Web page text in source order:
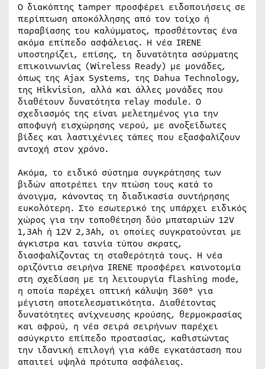
Ο διακόπτης tamper προσφέρει ειδοποιήσεις σε
περίπτωση αποκόλλησης από τον τοίχο ή
παραβίασης του καλύμματος, προσθέτοντας ένα
ακόμα επίπεδο ασφάλειας. Η νέα IRENE
υποστηρίζει, επίσης, τη δυνατότητα ασύρματης
επικοινωνίας (Wireless Ready) με μονάδες,
όπως της Ajax Systems, της Dahua Technology,
της Hikvision, αλλά και άλλες μονάδες που
διαθέτουν δυνατότητα relay module. Ο
σχεδιασμός της είναι μελετημένος για την
αποφυγή εισχώρησης νερού, με ανοξείδωτες
βίδες και λαστιχένιες τάπες που εξασφαλίζουν
αντοχή στον χρόνο.
Ακόμα, το ειδικό σύστημα συγκράτησης των
βιδών αποτρέπει την πτώση τους κατά το
άνοιγμα, κάνοντας τη διαδικασία συντήρησης
ευκολότερη. Στο εσωτερικό της υπάρχει ειδικός
χώρος για την τοποθέτηση δύο μπαταριών 12V
1,3Ah ή 12V 2,3Ah, οι οποίες συγκρατούνται με
άγκιστρα και ταινία τύπου σκρατς,
διασφαλίζοντας τη σταθερότητά τους. Η νέα
οριζόντια σειρήνα IRENE προσφέρει καινοτομία
στη σχεδίαση με τη λειτουργία flashing mode,
η οποία παρέχει οπτική κάλυψη 360° για
μέγιστη αποτελεσματικότητα. Διαθέτοντας
δυνατότητες ανίχνευσης κρούσης, θερμοκρασίας
και αφρού, η νέα σειρά σειρήνων παρέχει
ασύγκριτο επίπεδο προστασίας, καθιστώντας
την ιδανική επιλογή για κάθε εγκατάσταση που
απαιτεί υψηλά πρότυπα ασφάλειας.